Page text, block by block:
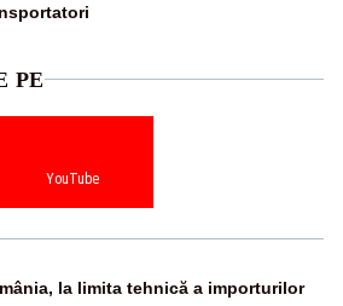
PE
YouTube
la limita tehnică a importurilor